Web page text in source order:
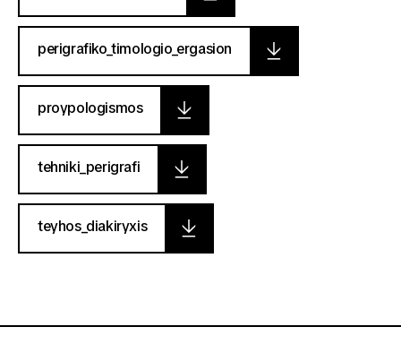
perigrafiko_timologio_ergasion
proypologismos
tehniki_perigrafi
teyhos_diakiryxis